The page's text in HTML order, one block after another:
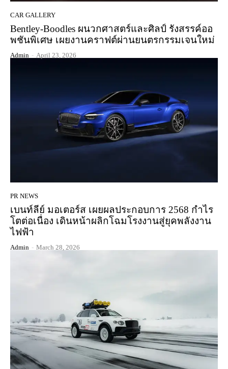
CAR GALLERY
Bentley-Boodles ผนวกศาสตร์และศิลป์ รังสรรค์ออ
พชันพิเศษ เผยงานคราฟต์ผ่านยนตรกรรมเจนใหม่
Admin - April 23, 2026
PR NEWS
เบนท์ลีย์ มอเตอร์ส เผยผลประกอบการ 2568 กำไร
โตต่อเนื่อง เดินหน้าผลิกโฉมโรงงานสู่ยุคพลังงาน
ไฟฟ้า
Admin - March 28, 2026